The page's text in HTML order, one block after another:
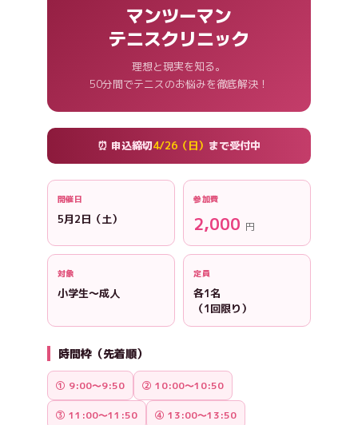
マンツーマン
テニスクリニック
理想と現実を知る。
50分間でテニスのお悩みを徹底解決！
⏰ 申込締切4/26（日） まで受付中
開催日
5月2日（土）
参加費
2,000 円
対象
小学生〜成人
定員
各1名
（1回限り）
時間枠（先着順）
① 9:00〜9:50 ② 10:00〜10:50
③ 11:00〜11:50 ④ 13:00〜13:50